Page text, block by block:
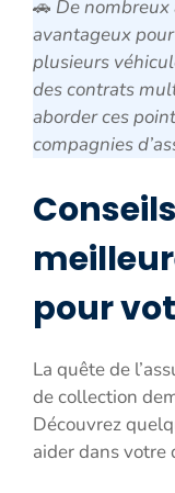
🚗 De
avantageux
plusieurs
des contrats
aborder ces
compagnies
pour
La quête de
de collection
Découvrez
aider dans votre